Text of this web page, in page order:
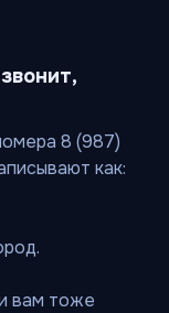
8 (987)
как:
вам тоже